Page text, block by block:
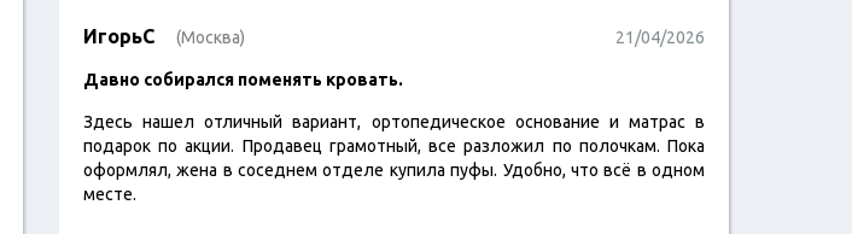
читать отзыв
ИгорьC (Москва) 21/04/2026
​Давно собирался поменять кровать.
Здесь нашел отличный вариант, ортопедическое основание и матрас в
подарок по акции. Продавец грамотный, все разложил по полочкам. Пока
оформлял, жена в соседнем отделе купила пуфы. Удобно, что всё в одном
месте.